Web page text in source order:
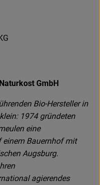
GmbH
Bio-Hersteller in
1974 gründeten
eine
einem Bauernhof mit
Augsburg.
agierendes